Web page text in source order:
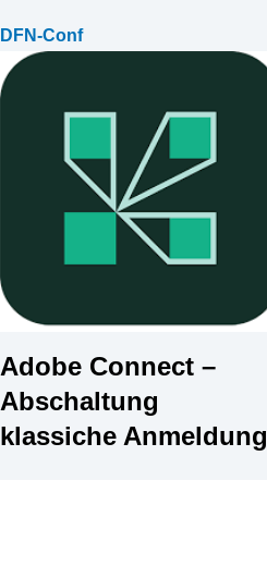
DFN-Conf
Adobe Connect –
Abschaltung
klassiche Anmeldung